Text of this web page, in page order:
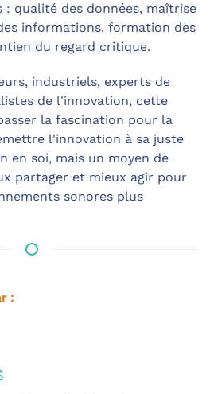
: qualité des données, maîtrise
informations, formation des
du regard critique.
industriels, experts de
de l'innovation, cette
la fascination pour la
l'innovation à sa juste
en soi, mais un moyen de
partager et mieux agir pour
sonores plus
: